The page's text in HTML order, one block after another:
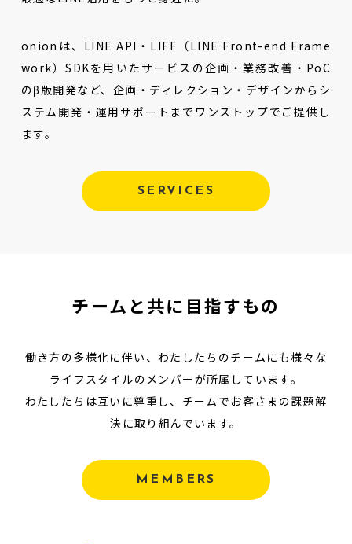
onionは、LINE API・LIFF（LINE Front-end Frame
work）SDKを用いたサービスの企画・業務改善・PoC
のβ版開発など、企画・ディレクション・デザインからシ
ステム開発・運用サポートまでワンストップでご提供し
ます。
SERVICES
チームと共に目指すもの
働き方の多様化に伴い、わたしたちのチームにも様々な
ライフスタイルのメンバーが所属しています。
わたしたちは互いに尊重し、チームでお客さまの課題解
決に取り組んでいます。
MEMBERS